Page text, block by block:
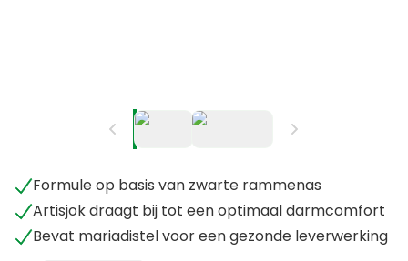
Formule op basis van zwarte rammenas
Artisjok draagt bij tot een optimaal darmcomfort
Bevat mariadistel voor een gezonde leverwerking